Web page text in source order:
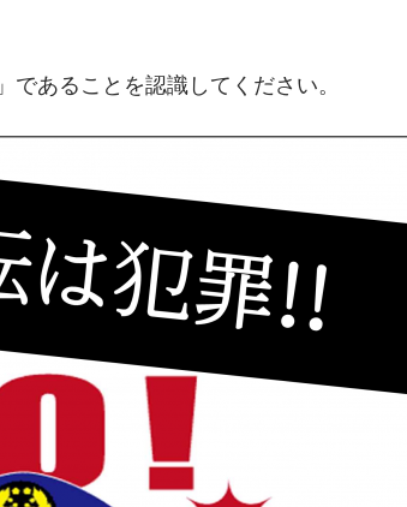
」であることを認識してください。